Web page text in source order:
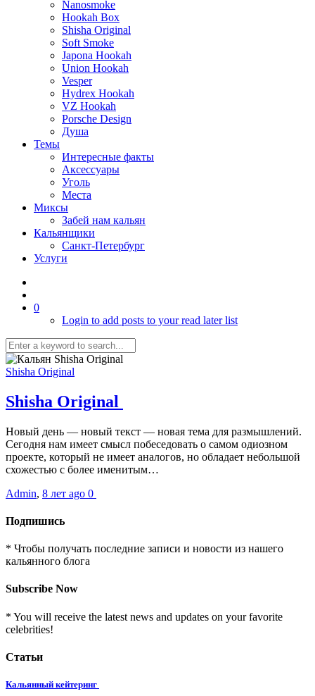
Nanosmoke
Hookah Box
Shisha Original
Soft Smoke
Japona Hookah
Union Hookah
Vesper
Hydrex Hookah
VZ Hookah
Porsche Design
Душа
Темы
Интересные факты
Аксессуары
Уголь
Места
Миксы
Забей нам кальян
Кальянщики
Санкт-Петербург
Услуги
0
Login to add posts to your read later list
Shisha Original
Shisha Original
Новый день — новый текст — новая тема для размышлений.
Сегодня нам имеет смысл побеседовать о самом одиозном
проекте, который не имеет аналогов, но обладает небольшой
схожестью с более именитым…
Admin, 8 лет ago 0
Подпишись
* Чтобы получать последние записи и новости из нашего
кальянного блога
Subscribe Now
* You will receive the latest news and updates on your favorite
celebrities!
Статьи
Кальянный кейтеринг